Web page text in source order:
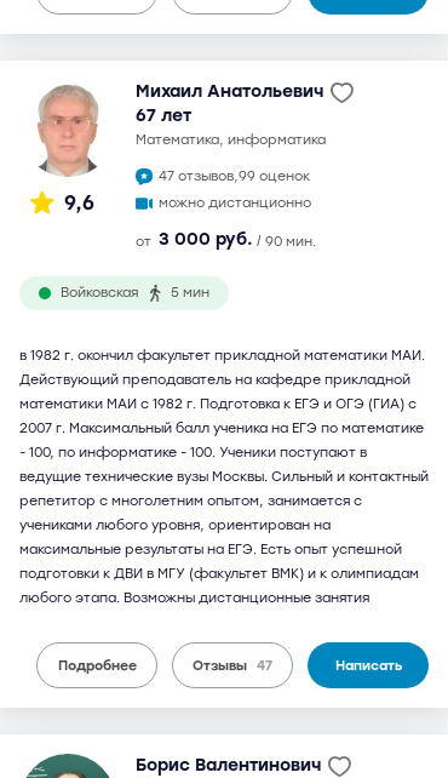
9,6
Михаил Анатольевич
67 лет
математика, информатика
47 отзывов,99 оценок
можно дистанционно
от 3 000 руб. / 90 мин.
Войковская 5 мин
в 1982 г. окончил факультет прикладной математики МАИ.
Действующий преподаватель на кафедре прикладной
математики МАИ с 1982 г. Подготовка к ЕГЭ и ОГЭ (ГИА) с
2007 г. Максимальный балл ученика на ЕГЭ по математике
- 100, по информатике - 100. Ученики поступают в
ведущие технические вузы Москвы. Сильный и контактный
репетитор с многолетним опытом, занимается с
учениками любого уровня, ориентирован на
максимальные результаты на ЕГЭ. Есть опыт успешной
подготовки к ДВИ в МГУ (факультет ВМК) и к олимпиадам
любого этапа. Возможны дистанционные занятия
Подробнее Отзывы 47 Написать
Борис Валентинович